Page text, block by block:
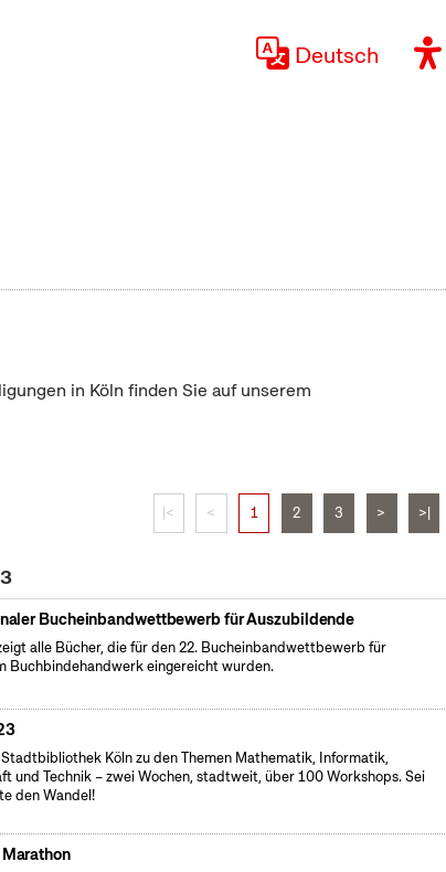
Deutsch
in Köln finden Sie auf unserem
|< < 1 2 3 > >|
Bucheinbandwettbewerb für Auszubildende
alle Bücher, die für den 22. Bucheinbandwettbewerb für
Buchbindehandwerk eingereicht wurden.
Köln zu den Themen Mathematik, Informatik,
und Technik – zwei Wochen, stadtweit, über 100 Workshops. Sei
den Wandel!